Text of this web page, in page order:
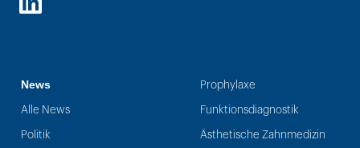
LinkedIn
News
Alle News
Politik
Prophylaxe
Funktionsdiagnostik
Ästhetische Zahnmedizin